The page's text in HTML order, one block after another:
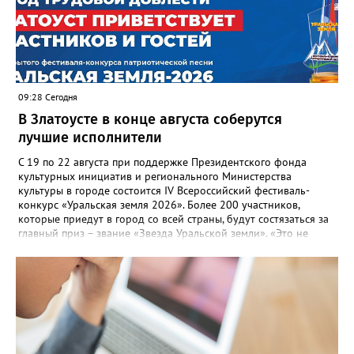
Настенко. В следующий раз, рекомендовали в
Госжилинспекции, службы должны действовать слаженно. И
оперативно делиться информацией со всеми
заинтересованными – от поставщика тепла до конечных
потребителей.
09:28 Сегодня
В Златоусте в конце августа соберутся
лучшие исполнители
С 19 по 22 августа при поддержке Президентского фонда
культурных инициатив и регионального Министерства
культуры в городе состоится IV Всероссийский фестиваль-
конкурс «Уральская земля 2026». Более 200 участников,
которые приедут в город со всей страны, будут состязаться за
главный приз – звание «Звезда Уральской земли». «Это не
прослушивания участников, мастер-классы от ведущих
наставников, выступления победителей прошлых лет и
приглашённых артистов», - сообщает оргкомитет. Вход на все
фестивальные мероприятия будет свободным. В 2025 году в
фестивале участвовали 26 финалистов из городов
Челябинской, Свердловской, Курганской, Оренбургской
областей, Ханты-Мансийского автономного округа и